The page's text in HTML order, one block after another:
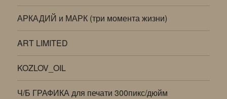
АРКАДИЙ и МАРК (три момента жизни)
ART LIMITED
KOZLOV_OIL
Ч/Б ГРАФИКА для печати 300пикс/дюйм